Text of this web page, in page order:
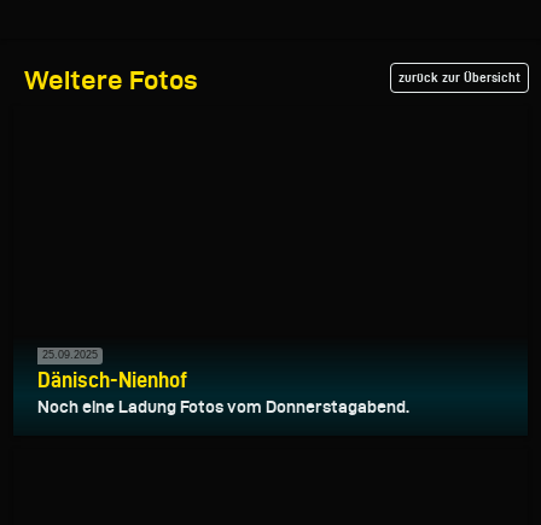
Weitere Fotos zurück zur Übersicht
25.09.2025
Dänisch-Nienhof
Noch eine Ladung Fotos vom Donnerstagabend.